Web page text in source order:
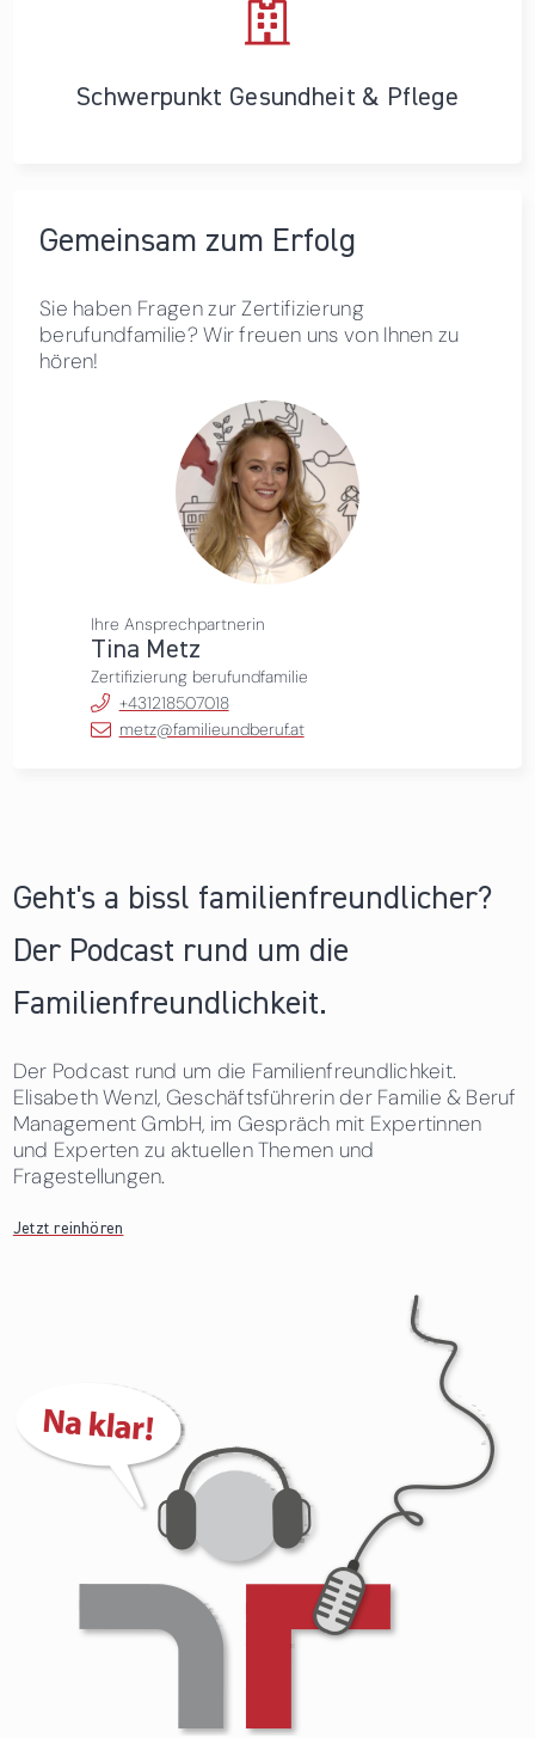
Schwerpunkt Gesundheit & Pflege
Gemeinsam zum Erfolg
Sie haben Fragen zur Zertifizierung
berufundfamilie? Wir freuen uns von Ihnen zu
hören!
Ihre Ansprechpartnerin
Tina Metz
Zertifizierung berufundfamilie
+431218507018
metz@familieundberuf.at
Geht's a bissl familienfreundlicher?
Der Podcast rund um die
Familienfreundlichkeit.
Der Podcast rund um die Familienfreundlichkeit.
Elisabeth Wenzl, Geschäftsführerin der Familie & Beruf
Management GmbH, im Gespräch mit Expertinnen
und Experten zu aktuellen Themen und
Fragestellungen.
Jetzt reinhören